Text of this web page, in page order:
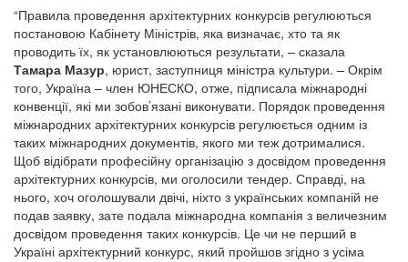
“Правила проведення архітектурних конкурсів регулюються
постановою Кабінету Міністрів, яка визначає, хто та як
проводить їх, як установлюються результати, – сказала
Тамара Мазур, юрист, заступниця міністра культури. – Окрім
того, Україна – член ЮНЕСКО, отже, підписала міжнародні
конвенції, які ми зобов’язані виконувати. Порядок проведення
міжнародних архітектурних конкурсів регулюється одним із
таких міжнародних документів, якого ми теж дотрималися.
Щоб відібрати професійну організацію з досвідом проведення
архітектурних конкурсів, ми оголосили тендер. Справді, на
нього, хоч оголошували двічі, ніхто з українських компаній не
подав заявку, зате подала міжнародна компанія з величезним
досвідом проведення таких конкурсів. Це чи не перший в
Україні архітектурний конкурс, який пройшов згідно з усіма